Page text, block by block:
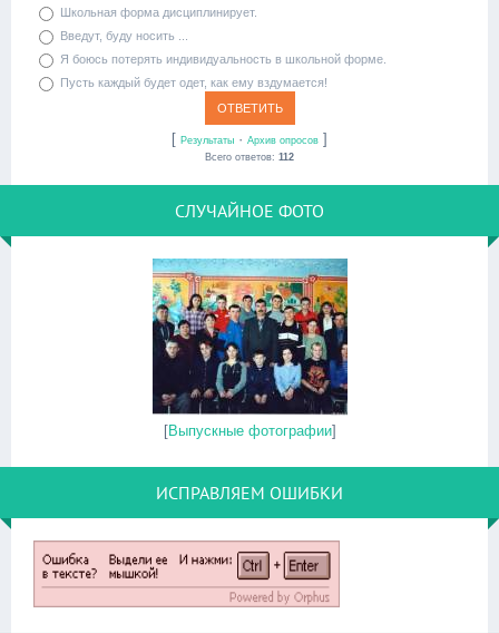
Школьная форма дисциплинирует.
Введут, буду носить ...
Я боюсь потерять индивидуальность в школьной форме.
Пусть каждый будет одет, как ему вздумается!
[ Результаты · Архив опросов ]
Всего ответов: 112
СЛУЧАЙНОЕ ФОТО
[Выпускные фотографии]
ИСПРАВЛЯЕМ ОШИБКИ